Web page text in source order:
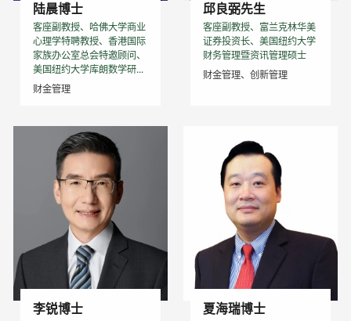
陆晨博士
客座副教授、哈佛大学商业
心理学特聘教授、香港国际
家族办公室总会特邀顾问、
美国纽约大学库朗数学研...
财金管理
邱良弼先生
客座副教授、富兰克林华美
证券投资长、美国纽约大学
财务管理暨资讯管理硕士
财金管理、创新管理
李锐博士 夏海瑞博士